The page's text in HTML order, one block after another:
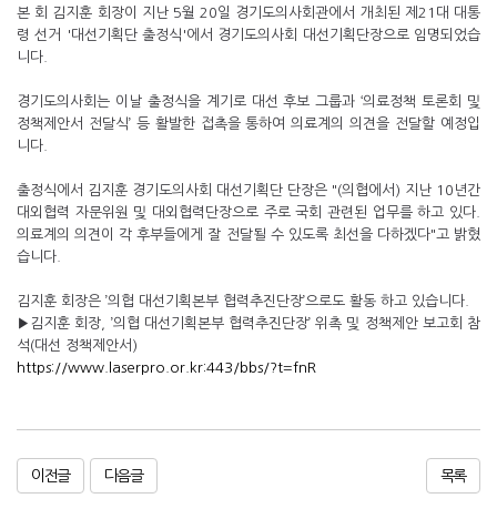
본 회 김지훈 회장이 지난 5월 20일 경기도의사회관에서 개최된 제21대 대통
령 선거 '대선기획단 출정식'에서 경기도의사회 대선기획단장으로 임명되었습
니다.
경기도의사회는 이날 출정식을 계기로 대선 후보 그룹과 ‘의료정책 토론회 및
정책제안서 전달식’ 등 활발한 접촉을 통하여 의료계의 의견을 전달할 예정입
니다.
출정식에서 김지훈 경기도의사회 대선기획단 단장은 "(의협에서) 지난 10년간
대외협력 자문위원 및 대외협력단장으로 주로 국회 관련된 업무를 하고 있다.
의료계의 의견이 각 후부들에게 잘 전달될 수 있도록 최선을 다하겠다"고 밝혔
습니다.
김지훈 회장은 ’의협 대선기획본부 협력추진단장’으로도 활동 하고 있습니다.
▶김지훈 회장, ’의협 대선기획본부 협력추진단장’ 위촉 및 정책제안 보고회 참
석(대선 정책제안서)
https://www.laserpro.or.kr:443/bbs/?t=fnR
이전글 다음글 목록